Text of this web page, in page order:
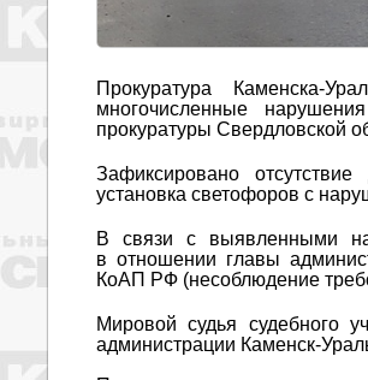
Прокуратура Каменска-
многочисленные
прокуратуры Свердловской
Зафиксировано
установка светофоров с
В связи с выявленными
в отношении главы
КоАП РФ (несоблюдение
Мировой судья судебного
администрации Каменск-